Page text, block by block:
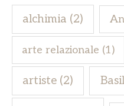
alchimia (2)
arte relazionale (1)
artiste (2)